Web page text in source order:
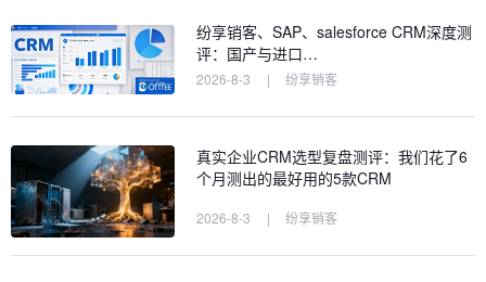
纷享销客、SAP、salesforce CRM深度测
评：国产与进口…
2026-8-3 | 纷享销客
真实企业CRM选型复盘测评：我们花了6
个月测出的最好用的5款CRM
2026-8-3 | 纷享销客